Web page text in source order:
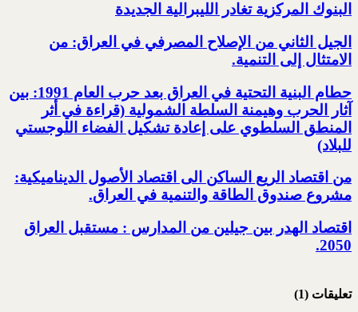
البنوك المركزية تغادر الليبرالية الجديدة
الجيل الثاني من الإصلاح المصرفي في العراق: من
الامتثال إلى التنمية.‏
حطام البنية التحتية في العراق بعد حرب العام 1991: بين
آثار الحرب وهيمنة السلطة الشمولية‎ ‏(قراءة في أثر
المنطق السلطوي على إعادة تشكيل الفضاء اللوجستي
للبلاد)‏
من اقتصاد الريع الساكن الى اقتصاد الأصول الديناميكية:
مشروع صندوق الطاقة والتنمية في العراق‎.
اقتصاد الهدر بين جيلين من المدارس : مستقبل العراق
2050‏‎.‎
تعليقات (1)